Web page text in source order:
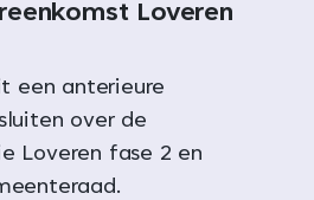
Loveren
een anterieure
over de
Loveren fase 2 en